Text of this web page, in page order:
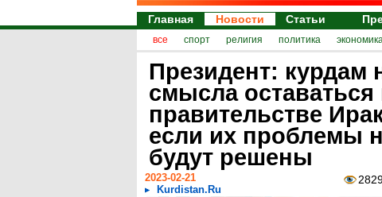
Главная Новости Статьи
все спорт религия политика
Президент: курдам
смысла оставаться
правительстве
если их проблемы
будут решены
2023-02-21
Kurdistan.Ru